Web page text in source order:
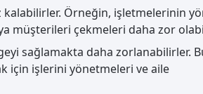
kalabilirler. Örneğin, işletmelerinin
müşterileri çekmeleri daha zor
sağlamakta daha zorlanabilirler.
için işlerini yönetmeleri ve aile